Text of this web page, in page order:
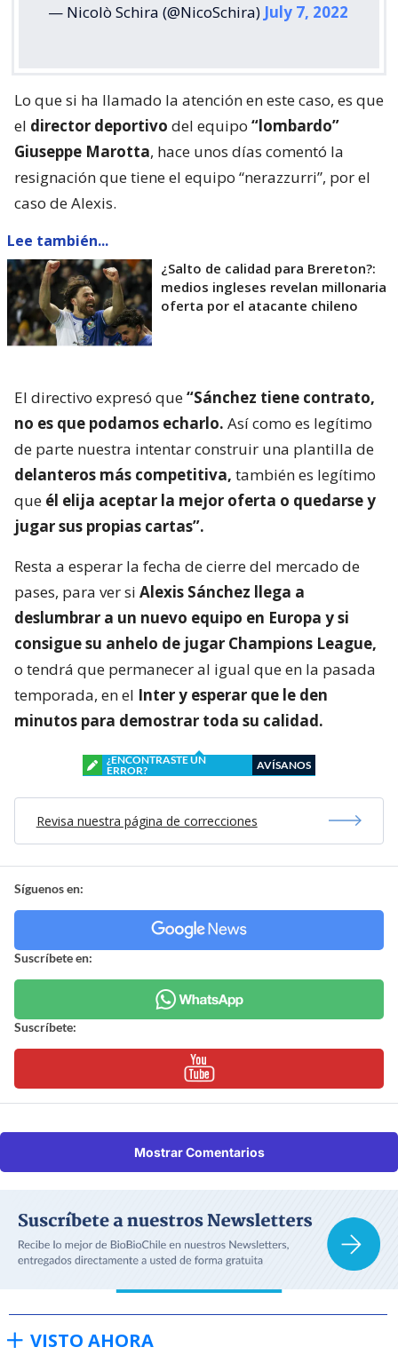
— Nicolò Schira (@NicoSchira) July 7, 2022
Lo que si ha llamado la atención en este caso, es que
el director deportivo del equipo “lombardo”
Giuseppe Marotta, hace unos días comentó la
resignación que tiene el equipo “nerazzurri”, por el
caso de Alexis.
Lee también...
¿Salto de calidad para Brereton?:
medios ingleses revelan millonaria
oferta por el atacante chileno
El directivo expresó que“Sánchez tiene contrato,
no es que podamos echarlo. Así como es legítimo
de parte nuestra intentar construir una plantilla de
delanteros más competitiva, también es legítimo
que él elija aceptar la mejor oferta o quedarse y
jugar sus propias cartas”.
Resta a esperar la fecha de cierre del mercado de
pases, para ver si Alexis Sánchez llega a
deslumbrar a un nuevo equipo en Europa y si
consigue su anhelo de jugar Champions League,
o tendrá que permanecer al igual que en la pasada
temporada, en el Inter y esperar que le den
minutos para demostrar toda su calidad.
¿ENCONTRASTE UN
ERROR?
AVÍSANOS
Revisa nuestra página de correcciones
Síguenos en:
Suscríbete en:
Suscríbete:
Mostrar Comentarios
VISTO AHORA